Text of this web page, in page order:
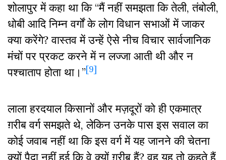
शोलापुर में कहा था कि “मैं नहीं समझता कि तेली, तंबोली,
धोबी आदि निम्न वर्गों के लोग विधान सभाओं में जाकर
क्या करेंगे? वास्तव में उन्हें ऐसे नीच विचार सार्वजानिक
मंचों पर प्रकट करने में न लज्जा आती थी और न
पश्चाताप होता था।”[9]
लाला हरदयाल किसानों और मज़दूरों को ही एकमात्र
ग़रीब वर्ग समझते थे, लेकिन उनके पास इस सवाल का
कोई जवाब नहीं था कि इस वर्ग में यह जानने की चेतना
क्यों पैदा नहीं हुई कि वे क्यों ग़रीब हैं? वह यह तो कहते हैं